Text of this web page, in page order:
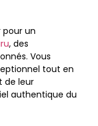
pour un
, des
Vous
tout en
de leur
authentique du